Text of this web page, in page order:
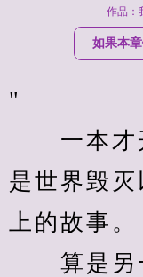
作品：
如果本
一本才
是世界毁
上的故事。
算是另